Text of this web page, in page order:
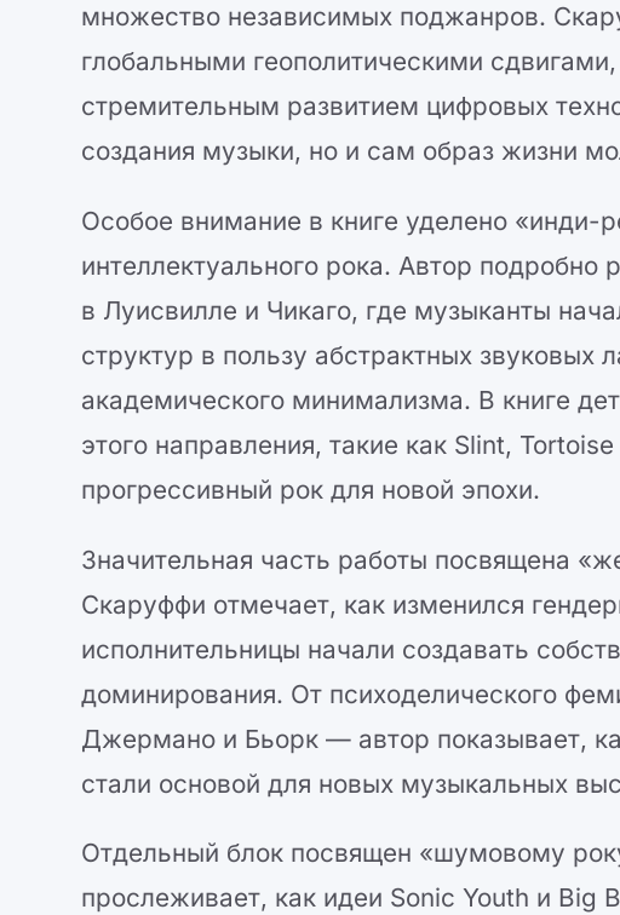
множество независимых поджанров.
глобальными геополитическими
стремительным развитием цифровых
создания музыки, но и сам образ жизни
Особое внимание в книге уделено
интеллектуального рока. Автор
в Луисвилле и Чикаго, где музыканты
структур в пользу абстрактных
академического минимализма. В книге
этого направления, такие как Slint,
прогрессивный рок для новой эпохи.
Значительная часть работы посвящена
Скаруффи отмечает, как изменился
исполнительницы начали создавать
доминирования. От психоделического
Джермано и Бьорк — автор показывает,
стали основой для новых музыкальных
Отдельный блок посвящен «шумовому
прослеживает, как идеи Sonic Youth и